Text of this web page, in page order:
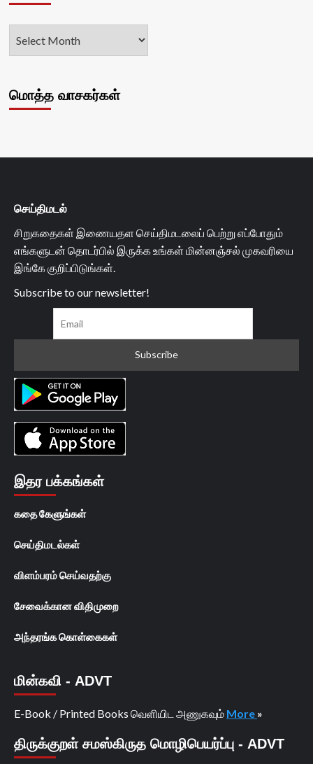
மொத்த வாசகர்கள்
செய்திமடல்
சிறுகதைகள் இணையதள செய்திமடலைப் பெற்று எப்போதும்
எங்களுடன் தொடர்பில் இருக்க உங்கள் மின்னஞ்சல் முகவரியை
இங்கே குறிப்பிடுங்கள்.
Subscribe to our newsletter!
இதர பக்கங்கள்
கதை கேளுங்கள்
செய்திமடல்கள்
விளம்பரம் செய்வதற்கு
சேவைக்கான விதிமுறை
அந்தரங்க கொள்கைகள்
மின்கவி - ADVT
E-Book / Printed Books வெளியிட அணுகவும் More »
திருக்குறள் சமஸ்கிருத மொழிபெயர்ப்பு - ADVT